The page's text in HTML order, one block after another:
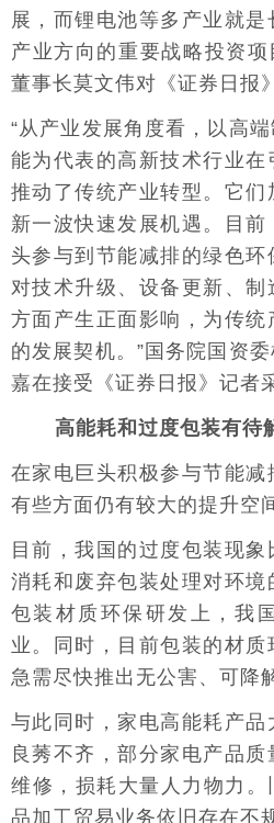
展，而锂电池等多产业就
产业方向的重要战略投资
董事长莫文伟对《证券日报
“从产业发展角度看，以高
能为代表的高新技术行业在
推动了传统产业转型。它
新一波快速发展机遇。目
头参与到节能减排的绿色环
对技术升级、设备更新、
方面产生正面影响，为传
的发展契机。”国务院国资
嘉在接受《证券日报》记者
高能耗和过度包装有待
在家电巨头积极参与节能减
有些方面仍有较大的提升空
目前，我国的过度包装现
消耗和废弃包装处理对环
包装材质环保研发上，我
业。同时，目前包装的材
急需尽快推出无公害、可降
与此同时，家电高能耗产
良莠不齐，部分家电产品
维修，损耗大量人力物力
品加工贸易业务依旧存在不